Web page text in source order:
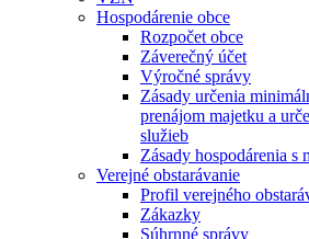
Hospodárenie obce
Rozpočet obce
Záverečný účet
Výročné správy
Zásady určenia
prenájom majetku a
služieb
Zásady hospodárenia s
Verejné obstarávanie
Profil verejného
Zákazky
Súhrnné správy